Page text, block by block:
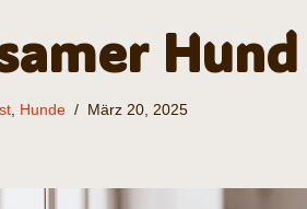
Hunde März 20, 2025